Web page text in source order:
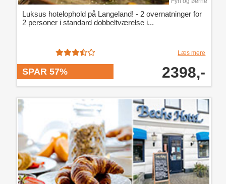
Luksus hotelophold på Langeland! - 2 overnatninger for
2 personer i standard dobbeltværelse i...
Læs mere
SPAR 57% 2398,-